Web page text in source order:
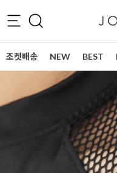
조켓배송 NEW BEST